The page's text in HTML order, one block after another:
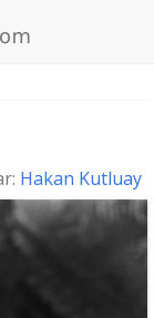
Hakan Kutluay